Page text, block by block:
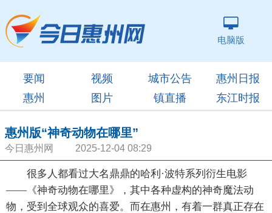
电脑版
要闻 视频 城市公告
惠州日报
惠州
图片 镇直播 东江时报
惠州版“神奇动物在哪里”
今日惠州网 2025-12-04 08:29
很多人都看过大名鼎鼎的哈利·波特系列衍生电影
——《神奇动物在哪里》，其中各种虚构的神奇魔法动
物，受到全球观众的喜爱。而在惠州，有着一群真正存在